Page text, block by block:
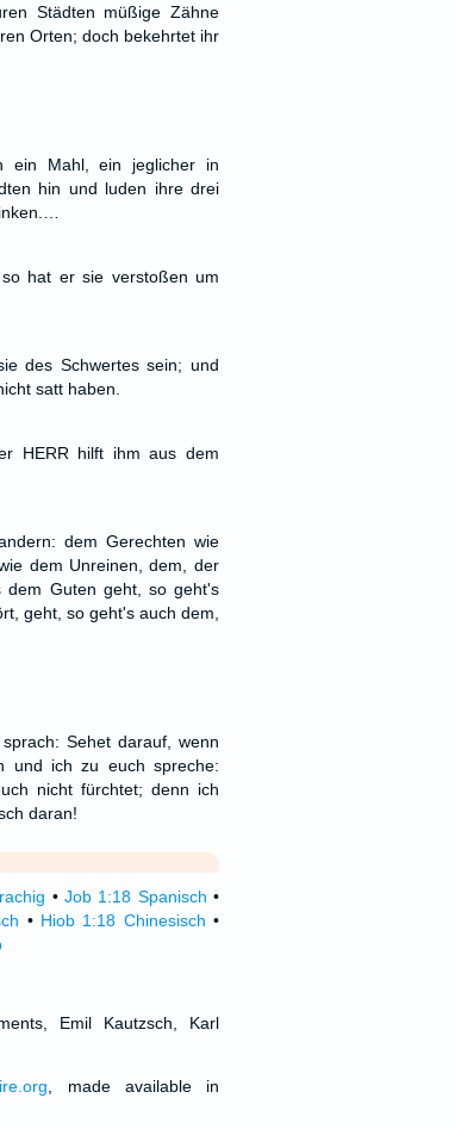
Städten müßige Zähne
Orten; doch bekehrtet ihr
ein Mahl, ein jeglicher in
hin und luden ihre drei
hat er sie verstoßen um
des Schwertes sein; und
satt haben.
HERR hilft ihm aus dem
dem Gerechten wie
dem Unreinen, dem, der
Guten geht, so geht's
geht, so geht's auch dem,
Sehet darauf, wenn
und ich zu euch spreche:
nicht fürchtet; denn ich
daran!
• Job 1:18 Spanisch •
• Hiob 1:18 Chinesisch •
Emil Kautzsch, Karl
, made available in